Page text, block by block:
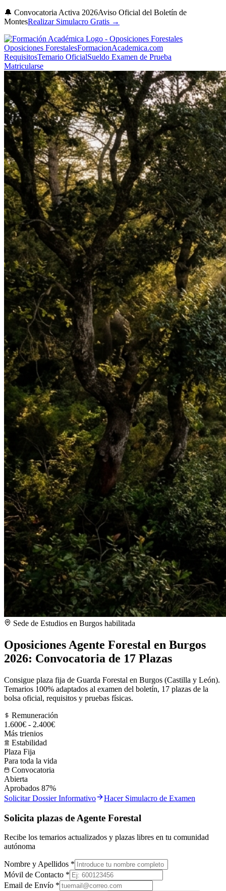
🔔 Convocatoria Activa 2026Aviso Oficial del Boletín de
MontesRealizar Simulacro Gratis →
Oposiciones ForestalesFormacionAcademica.com
RequisitosTemario OficialSueldo Examen de Prueba
Matricularse
Sede de Estudios en Burgos habilitada
Oposiciones Agente Forestal en Burgos
2026: Convocatoria de 17 Plazas
Consigue plaza fija de Guarda Forestal en Burgos (Castilla y León).
Temarios 100% adaptados al examen del boletín, 17 plazas de la
bolsa oficial, requisitos y pruebas físicas.
Remuneración
1.600€ - 2.400€
Más trienios
Estabilidad
Plaza Fija
Para toda la vida
Convocatoria
Abierta
Aprobados 87%
Solicitar Dossier Informativo
Hacer Simulacro de Examen
Solicita plazas de Agente Forestal
Recibe los temarios actualizados y plazas libres en tu comunidad
autónoma
Nombre y Apellidos *
Móvil de Contacto *
Email de Envío *